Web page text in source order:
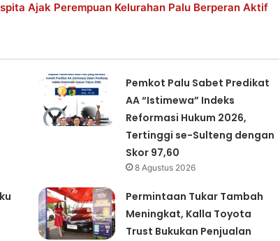
Ajak Perempuan Kelurahan Palu Berperan Aktif
Pemkot Palu Sabet Predikat
AA “Istimewa” Indeks
Reformasi Hukum 2026,
Tertinggi se-Sulteng dengan
Skor 97,60
8 Agustus 2026
Permintaan Tukar Tambah
Meningkat, Kalla Toyota
Trust Bukukan Penjualan